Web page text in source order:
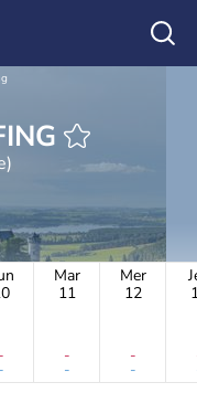
-
-
Mar
11
-
-
Mer
12
-
-